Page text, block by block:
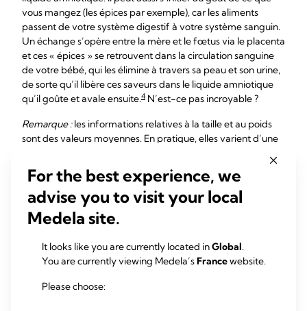
vous mangez (les épices par exemple), car les aliments
passent de votre système digestif à votre système sanguin.
Un échange s’opère entre la mère et le fœtus via le placenta
et ces « épices » se retrouvent dans la circulation sanguine
de votre bébé, qui les élimine à travers sa peau et son urine,
de sorte qu’il libère ces saveurs dans le liquide amniotique
qu’il goûte et avale ensuite.4 N’est-ce pas incroyable ?
Remarque :les informations relatives à la taille et au poids
sont des valeurs moyennes. En pratique, elles varient d’une
rythme.
Références
For the best experience, we
advise you to visit your local
Medela site.
It looks like you are currently located inGlobal.
You are currently viewing Medela’sFrancewebsite.
Please choose: